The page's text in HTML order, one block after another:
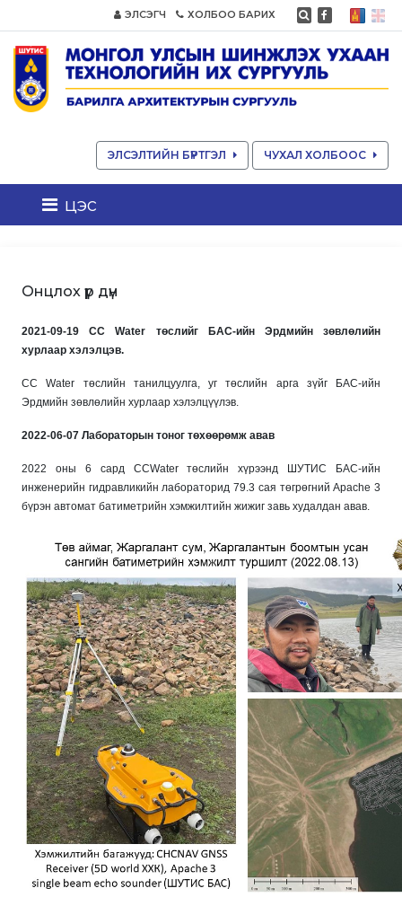
ЭЛСЭГЧ ХОЛБОО БАРИХ
ЭЛСЭЛТИЙН БҮРТГЭЛ ЧУХАЛ ХОЛБООС
цэс
Онцлох үр дүн
2021-09-19 CC Water төслийг БАС-ийн Эрдмийн зөвлөлийн
хурлаар хэлэлцэв.
CC Water төслийн танилцуулга, уг төслийн арга зүйг БАС-ийн
Эрдмийн зөвлөлийн хурлаар хэлэлцүүлэв.
2022-06-07 Лабораторын тоног төхөөрөмж авав
2022 оны 6 сард CCWater төслийн хүрээнд ШУТИС БАС-ийн
инженерийн гидравликийн лабораторид 79.3 сая төгрөгний Apache 3
бүрэн автомат батиметрийн хэмжилтийн жижиг завь худалдан авав.